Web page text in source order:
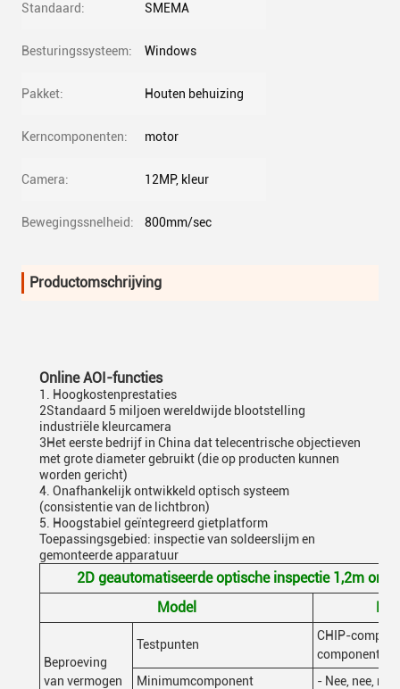
Standaard: SMEMA
Besturingssysteem: Windows
Pakket: Houten behuizing
Kerncomponenten: motor
Camera: 12MP, kleur
Bewegingssnelheid: 800mm/sec
Productomschrijving
Online AOI-functies
1. Hoogkostenprestaties
2Standaard 5 miljoen wereldwijde blootstelling
industriële kleurcamera
3Het eerste bedrijf in China dat telecentrische objectieven
met grote diameter gebruikt (die op producten kunnen
worden gericht)
4. Onafhankelijk ontwikkeld optisch systeem
(consistentie van de lichtbron)
5. Hoogstabiel geïntegreerd gietplatform
Toepassingsgebied: inspectie van soldeerslijm en
gemonteerde apparatuur
2D geautomatiseerde optische inspectie 1,2m
Model
Beproeving
van vermogen
Testpunten
CHIP-
Minimumcomponent
- Nee, nee,